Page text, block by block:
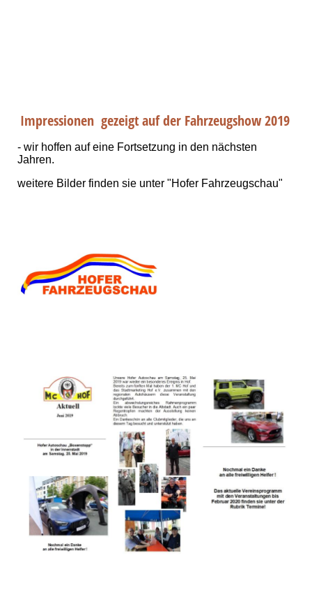
Impressionen gezeigt auf der Fahrzeugshow 2019
- wir hoffen auf eine Fortsetzung in den nächsten
Jahren.
weitere Bilder finden sie unter "Hofer Fahrzeugschau"